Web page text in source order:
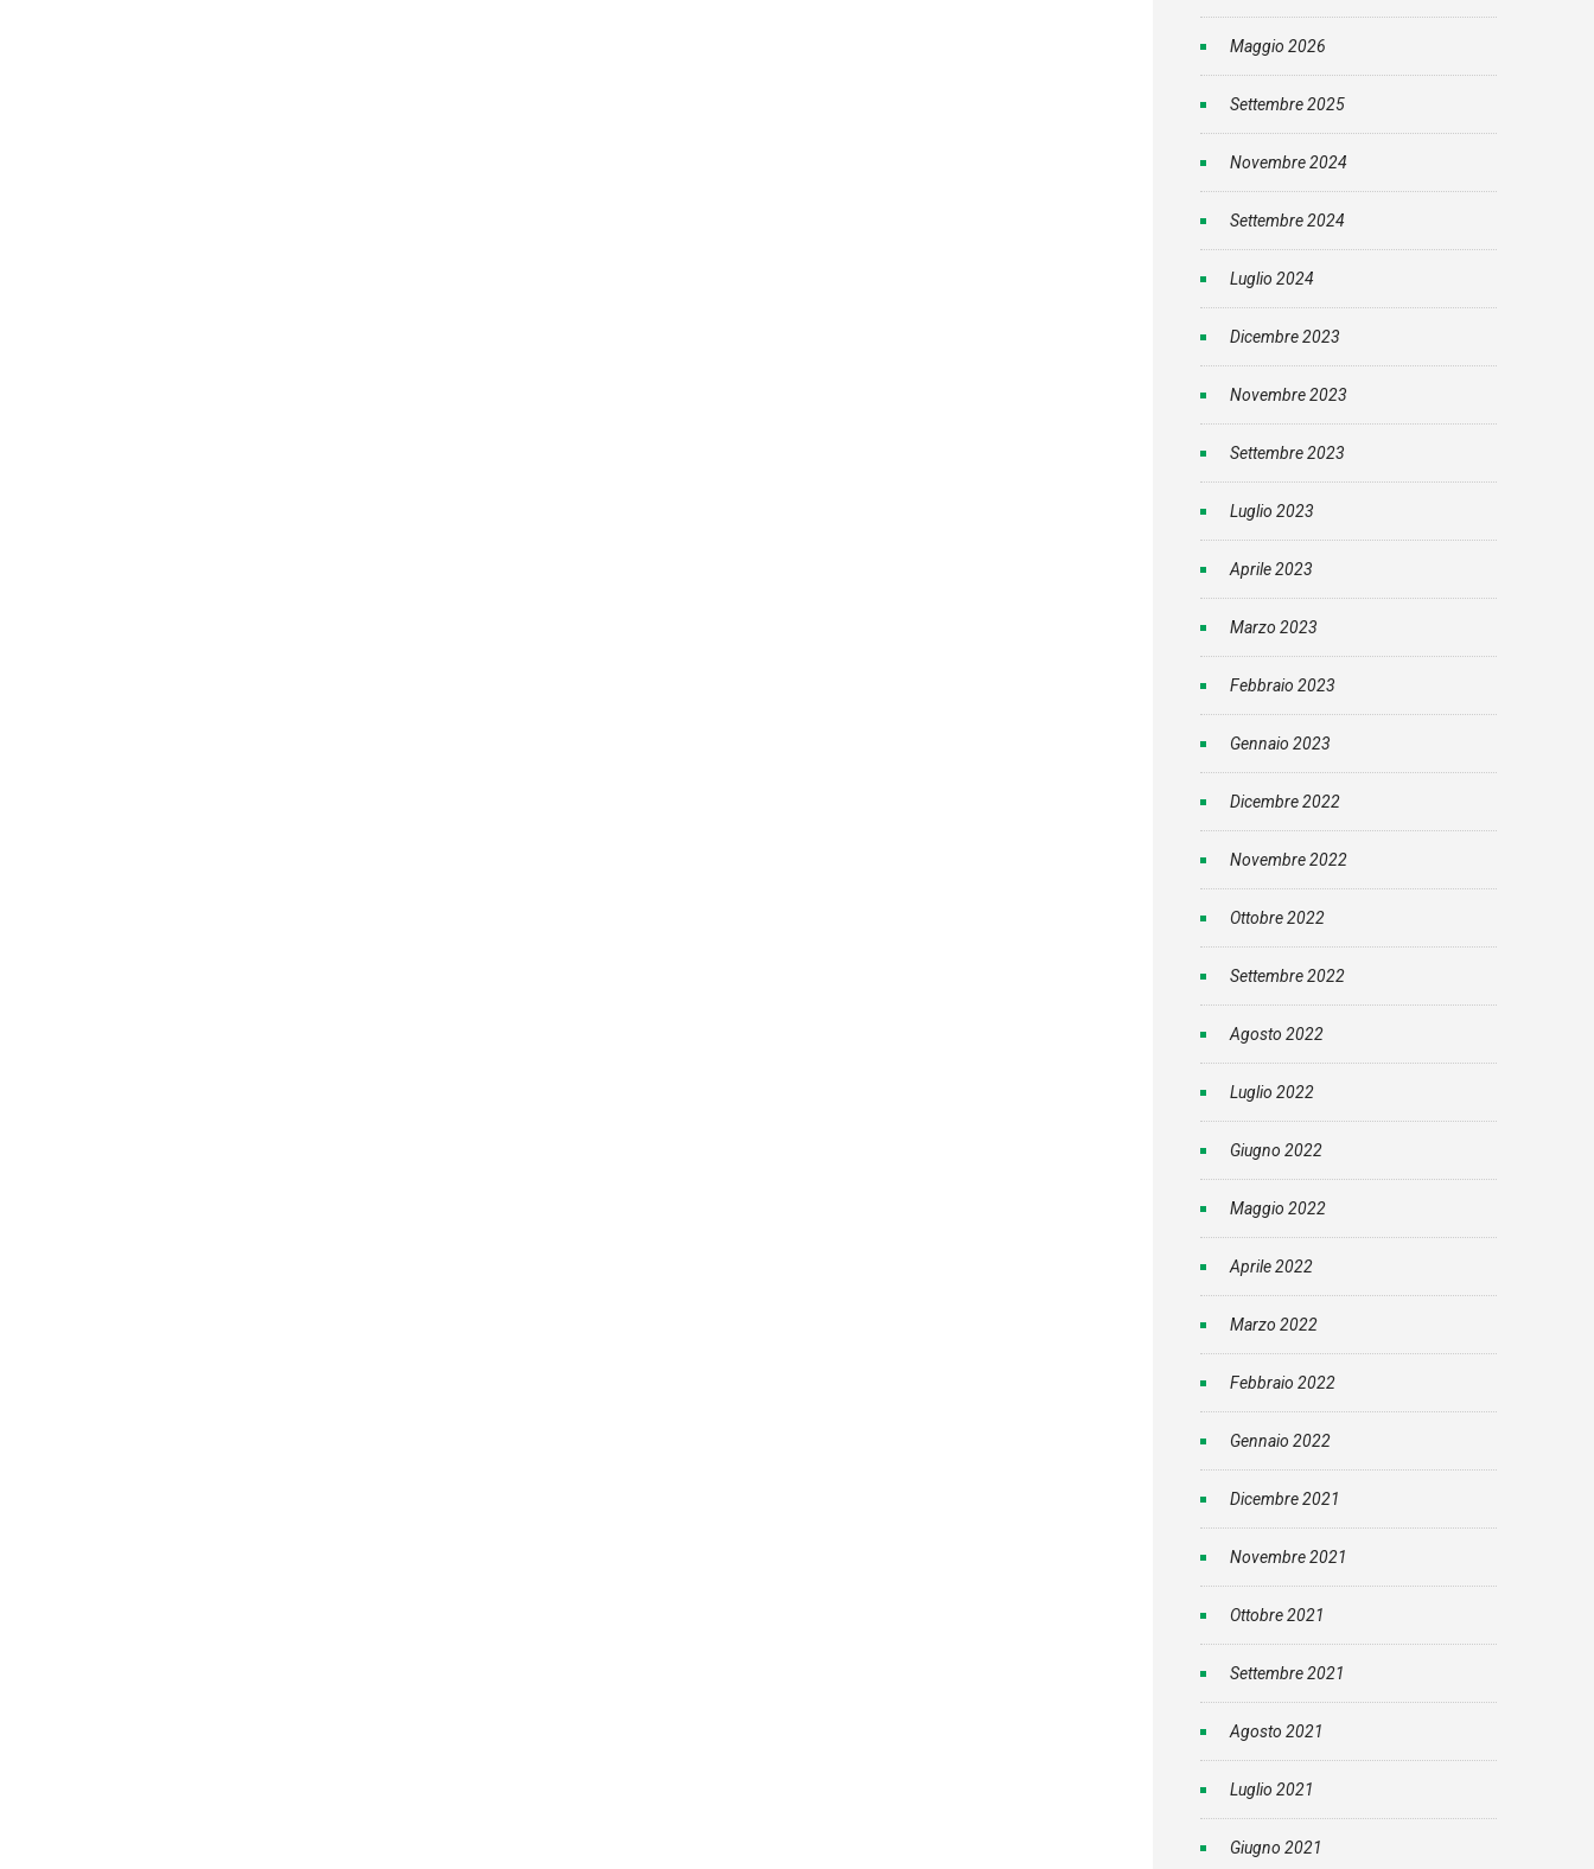
Maggio 2026
Settembre 2025
Novembre 2024
Settembre 2024
Luglio 2024
Dicembre 2023
Novembre 2023
Settembre 2023
Luglio 2023
Aprile 2023
Marzo 2023
Febbraio 2023
Gennaio 2023
Dicembre 2022
Novembre 2022
Ottobre 2022
Settembre 2022
Agosto 2022
Luglio 2022
Giugno 2022
Maggio 2022
Aprile 2022
Marzo 2022
Febbraio 2022
Gennaio 2022
Dicembre 2021
Novembre 2021
Ottobre 2021
Settembre 2021
Agosto 2021
Luglio 2021
Giugno 2021